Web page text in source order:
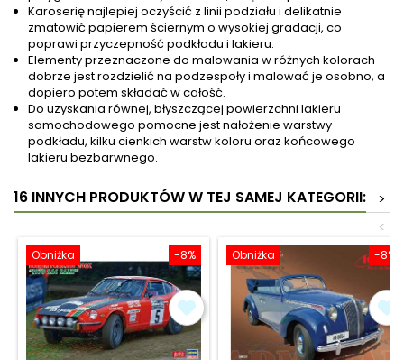
Karoserię najlepiej oczyścić z linii podziału i delikatnie
zmatowić papierem ściernym o wysokiej gradacji, co
poprawi przyczepność podkładu i lakieru.
Elementy przeznaczone do malowania w różnych kolorach
dobrze jest rozdzielić na podzespoły i malować je osobno, a
dopiero potem składać w całość.
Do uzyskania równej, błyszczącej powierzchni lakieru
samochodowego pomocne jest nałożenie warstwy
podkładu, kilku cienkich warstw koloru oraz końcowego
lakieru bezbarwnego.
16 INNYCH PRODUKTÓW W TEJ SAMEJ KATEGORII:
>
<
-8%
Obniżka -8%
Obniżka